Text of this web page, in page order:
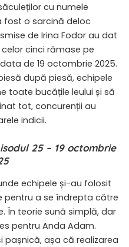
cu numele
fost o sarcină deloc
de Irina Fodor au dat
cinci rămase pe
de 19 octombrie 2025.
după piesă, echipele
toate bucățile leului și să
tot, concurenții au
indicii.
25 – 19 octombrie
echipele și-au folosit
pentru a se îndrepta către
În teorie sună simplă, dar
pentru Anda Adam.
pașnică, așa că realizarea